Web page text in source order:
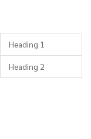
Heading 1
Heading 2